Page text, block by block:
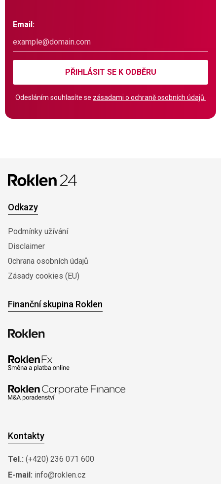
Email:
PŘIHLÁSIT SE K ODBĚRU
Odesláním souhlasíte se zásadami o ochraně osobních údajů.
Odkazy
Podmínky užívání
Disclaimer
0chrana osobních údajů
Zásady cookies (EU)
Finanční skupina Roklen
Kontakty
Tel.: (+420) 236 071 600
E-mail: info@roklen.cz